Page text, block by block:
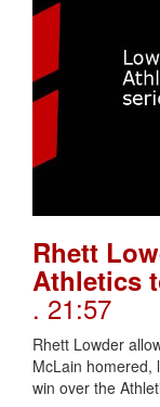
Rhett
Athletics
. 21:57
Rhett Lowder
McLain homered,
win over the